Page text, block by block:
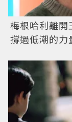
梅根哈利離開
撐過低潮的力